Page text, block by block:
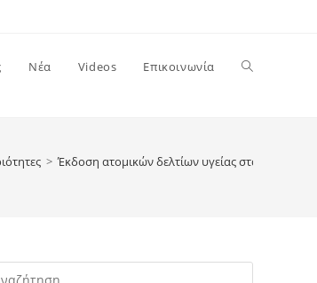
Νέα Videos Επικοινωνία Toggle
> Έκδοση ατομικών δελτίων υγείας στα παιδιά